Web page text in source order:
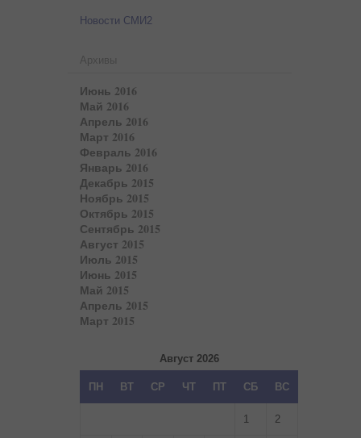
Новости СМИ2
Архивы
Июнь 2016
Май 2016
Апрель 2016
Март 2016
Февраль 2016
Январь 2016
Декабрь 2015
Ноябрь 2015
Октябрь 2015
Сентябрь 2015
Август 2015
Июль 2015
Июнь 2015
Май 2015
Апрель 2015
Март 2015
Август 2026
ПН ВТ СР ЧТ ПТ СБ ВС
1 2